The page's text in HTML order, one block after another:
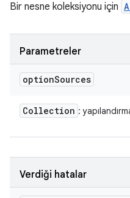
Bir nesne koleksiyonu için
Parametreler
optionSources
Collection :
Verdiği hatalar